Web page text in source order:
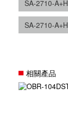
SA-2710-
SA-2710-
相關產品